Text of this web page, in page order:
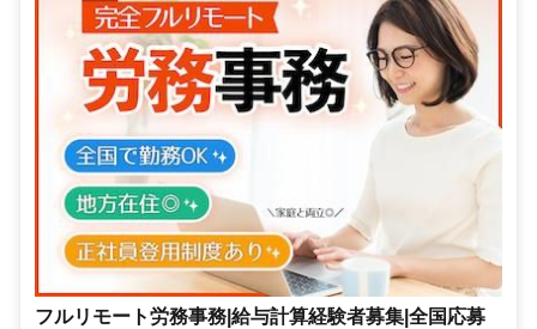
フルリモート労務事務|給与計算経験者募集|全国応募